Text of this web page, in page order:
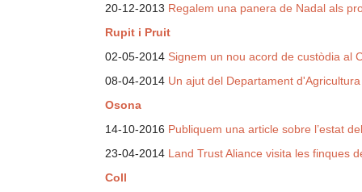
20-12-2013 Regalem una panera de Nadal als
Rupit i Pruit
02-05-2014 Signem un nou acord de custòdia al
08-04-2014 Un ajut del Departament
Osona
14-10-2016 Publiquem una article sobre l’estat
23-04-2014 Land Trust Aliance visita les finques
Coll